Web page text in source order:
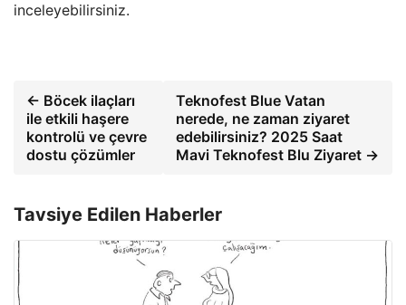
inceleyebilirsiniz.
← Böcek ilaçları
ile etkili haşere
kontrolü ve çevre
dostu çözümler
Teknofest Blue Vatan
nerede, ne zaman ziyaret
edebilirsiniz? 2025 Saat
Mavi Teknofest Blu Ziyaret →
Tavsiye Edilen Haberler